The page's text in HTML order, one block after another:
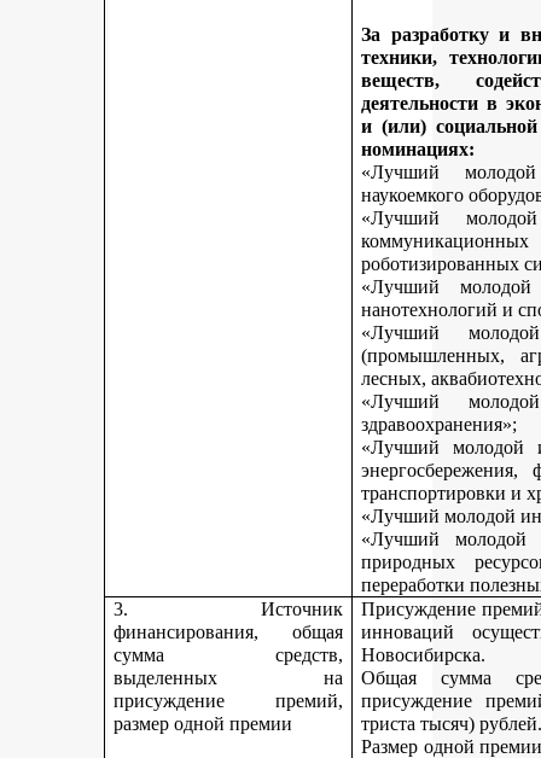
За разработку и
техники,
веществ,
деятельности в
и (или)
номинациях:
«Лучший
наукоемкого
«Лучший
роботизированных
«Лучший
нанотехнологий и
«Лучший
(промышленных,
лесных,
«Лучший
здравоохранения»;
«Лучший молодой
транспортировки и
«Лучший молодой
«Лучший молодой
природных
переработки
3. Источник
финансирования, общая
сумма средств,
выделенных на
присуждение премий,
размер одной премии
Присуждение
инноваций
Новосибирска.
Общая сумма
присуждение
триста тысяч)
Размер одной